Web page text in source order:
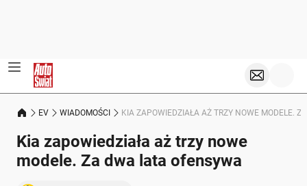
EV WIADOMOŚCI KIA ZAPOWIEDZIAŁA AŻ TRZY NOWE MODELE.
Kia zapowiedziała aż trzy nowe
modele. Za dwa lata ofensywa